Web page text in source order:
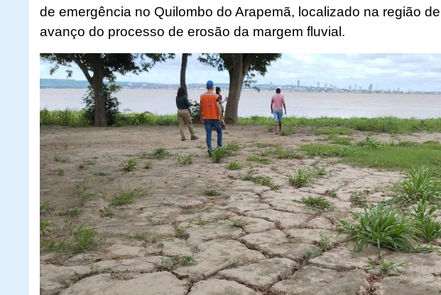
de emergência no Quilombo do Arapemã, localizado na região
avanço do processo de erosão da margem fluvial.